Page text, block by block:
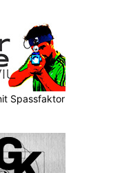
Spassfaktor